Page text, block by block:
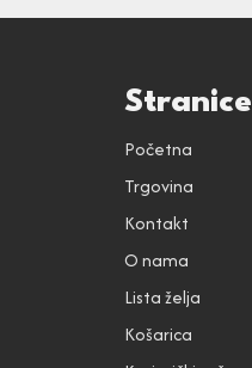
Stranice
Početna
Trgovina
Kontakt
O nama
Lista želja
Košarica